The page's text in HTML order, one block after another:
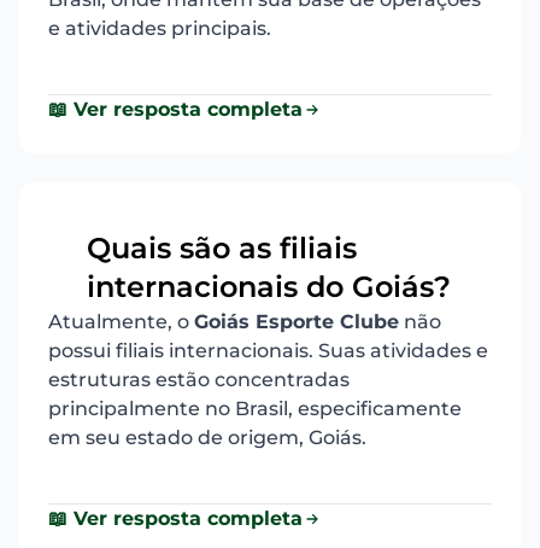
e atividades principais.
📖 Ver resposta completa
Quais são as filiais
internacionais do Goiás?
Atualmente, o Goiás Esporte Clube não
possui filiais internacionais. Suas atividades e
estruturas estão concentradas
principalmente no Brasil, especificamente
em seu estado de origem, Goiás.
📖 Ver resposta completa